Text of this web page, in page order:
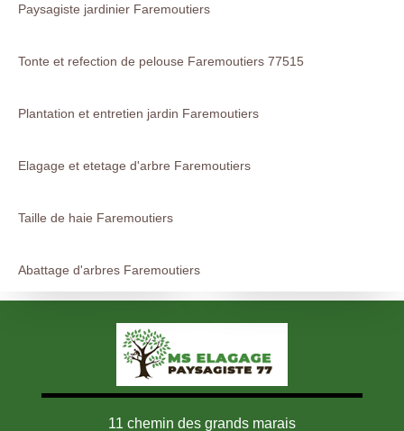
Paysagiste jardinier Faremoutiers
Tonte et refection de pelouse Faremoutiers 77515
Plantation et entretien jardin Faremoutiers
Elagage et etetage d'arbre Faremoutiers
Taille de haie Faremoutiers
Abattage d'arbres Faremoutiers
11 chemin des grands marais